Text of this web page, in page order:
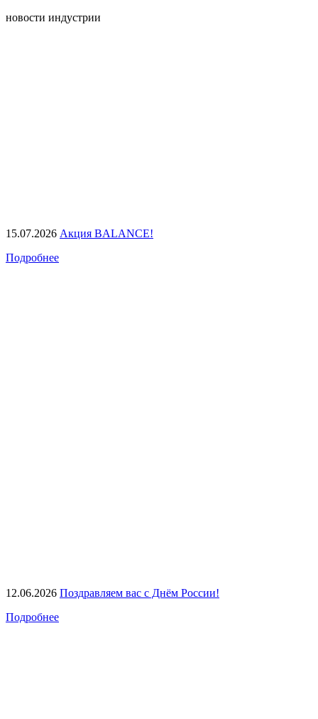
новости индустрии
15.07.2026 Акция BALANCE!
Подробнее
12.06.2026 Поздравляем вас с Днём России!
Подробнее